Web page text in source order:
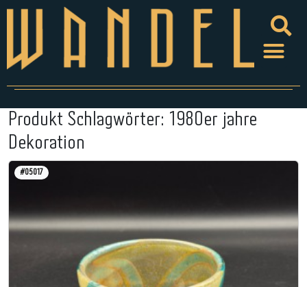
Produkt Schlagwörter: 1980er jahre
Dekoration
#05017